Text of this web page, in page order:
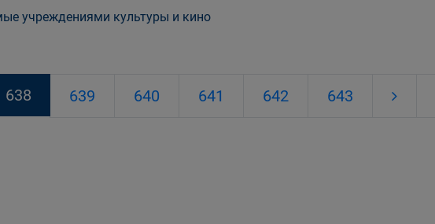
учреждениями культуры и кино
638 639 640 641 642 643